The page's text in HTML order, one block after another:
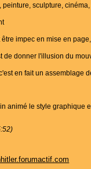
sculpture, cinéma,
impec en mise en
donner l'illusion du
en fait un assemblage
animé le style graphique